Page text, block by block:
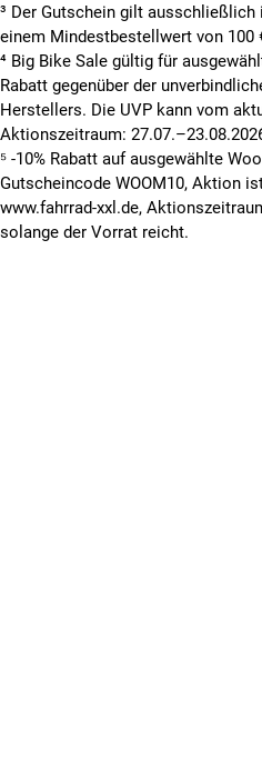
³ Der Gutschein gilt ausschließlich
einem Mindestbestellwert von 100
⁴ Big Bike Sale gültig für
Rabatt gegenüber der
Herstellers. Die UVP kann vom
Aktionszeitraum:
⁵ -10% Rabatt auf ausgewählte
Gutscheincode WOOM10, Aktion
www.fahrrad-xxl.de,
solange der Vorrat reicht.